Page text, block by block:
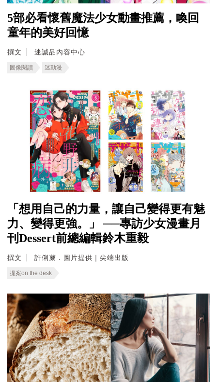
5部必看懷舊魔法少女動畫推薦，喚回
童年的美好回憶
撰文 迷誠品內容中心
圖像閱讀 迷動漫
「想用自己的力量，讓自己變得更有魅
力、變得更強。」 ──專訪少女漫畫月
刊Dessert前總編輯鈴木重毅
撰文 許俐葳．圖片提供｜尖端出版
提案on the desk